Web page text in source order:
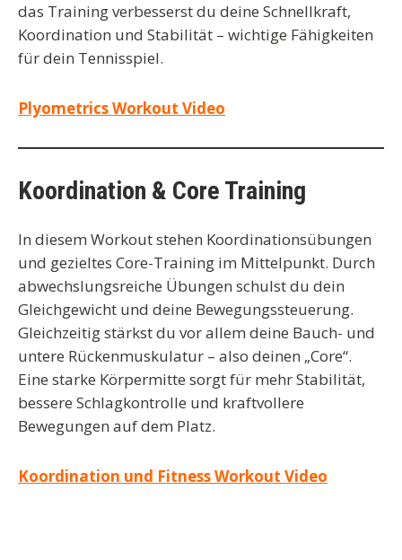
das Training verbesserst du deine Schnellkraft,
Koordination und Stabilität – wichtige Fähigkeiten
für dein Tennisspiel.
Plyometrics Workout Video
Koordination & Core Training
In diesem Workout stehen Koordinationsübungen
und gezieltes Core-Training im Mittelpunkt. Durch
abwechslungsreiche Übungen schulst du dein
Gleichgewicht und deine Bewegungssteuerung.
Gleichzeitig stärkst du vor allem deine Bauch- und
untere Rückenmuskulatur – also deinen „Core“.
Eine starke Körpermitte sorgt für mehr Stabilität,
bessere Schlagkontrolle und kraftvollere
Bewegungen auf dem Platz.
Koordination und Fitness Workout Video